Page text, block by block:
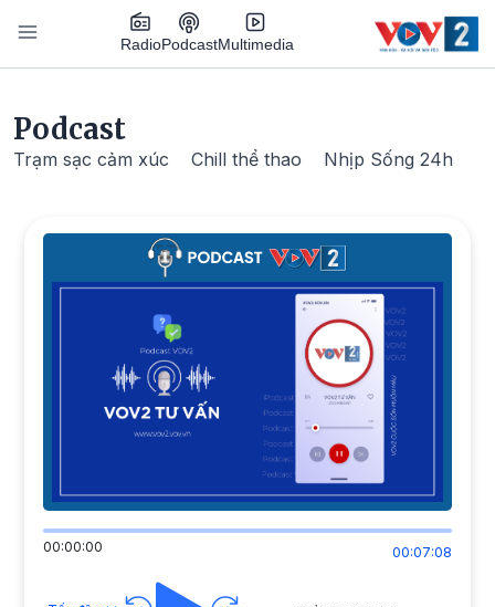
Nhảy đến nội dung
RadioPodcastMultimedia
Podcast
Trạm sạc cảm xúc Chill thể thao Nhịp Sống 24h
00:00:00 00:07:08